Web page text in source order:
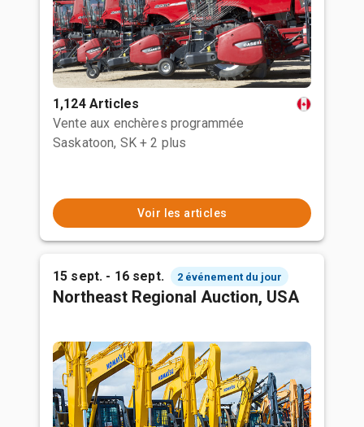
1,124 Articles
Vente aux enchères programmée
Saskatoon, SK + 2 plus
Voir les articles
15 sept. - 16 sept. 2 événement du jour
Northeast Regional Auction, USA